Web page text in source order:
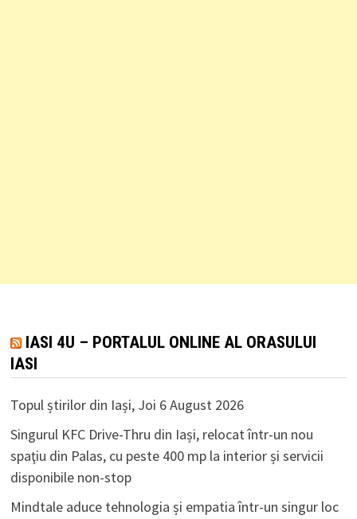
IASI 4U – PORTALUL ONLINE AL ORASULUI
IASI
Topul știrilor din Iași, Joi 6 August 2026
Singurul KFC Drive-Thru din Iași, relocat într-un nou
spaţiu din Palas, cu peste 400 mp la interior și servicii
disponibile non-stop
Mindtale aduce tehnologia și empatia într-un singur loc